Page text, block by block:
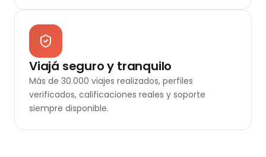
Viajá seguro y tranquilo
Más de 30.000 viajes realizados, perfiles
verificados, calificaciones reales y soporte
siempre disponible.